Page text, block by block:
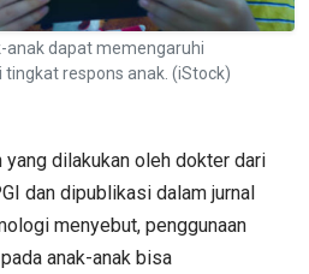
anak dapat memengaruhi
respons anak. (iStock)
yang dilakukan oleh dokter dari
dan dipublikasi dalam jurnal
menyebut, penggunaan
anak-anak bisa